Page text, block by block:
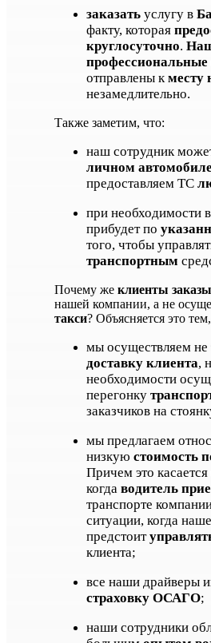
заказатьуслугу в
факту, которая
круглосуточно.
профессиональные
отправлены к месту
незамедлительно.
Также заметим, что:
наш сотрудник
личном автомобиле
предоставляем ТС
при необходимости
прибудет по
того, чтобы
транспортным
Почему же клиенты
нашей компании, а не
такси? Объясняется это
мы осуществляем не
доставку клиента,
необходимости
перегонку
заказчиков на
мы предлагаем
низкую стоимость
Причем это касается
когда водитель
транспорте
ситуации, когда
предстоит
клиента;
все наши драйверы
страховку ОСАГО;
наши сотрудники